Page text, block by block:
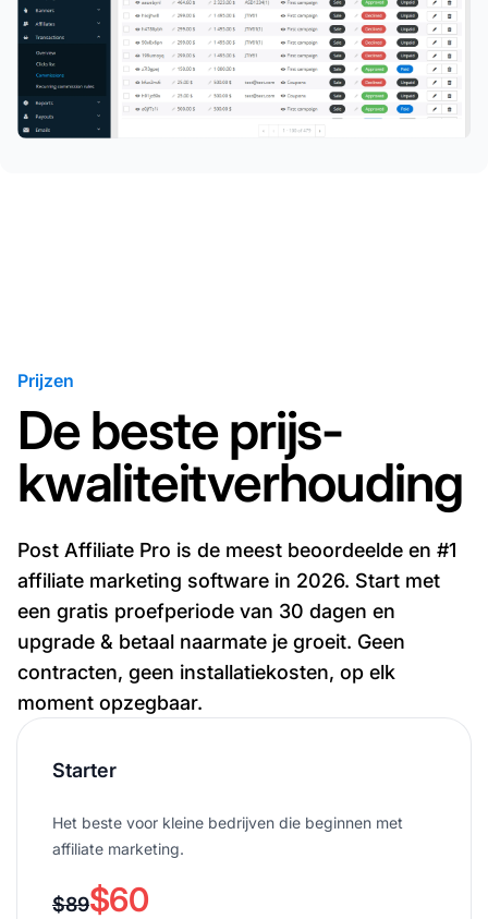
Prijzen
De beste prijs-
kwaliteitverhouding
Post Affiliate Pro is de meest beoordeelde en #1
affiliate marketing software in 2026. Start met
een gratis proefperiode van 30 dagen en
upgrade & betaal naarmate je groeit. Geen
contracten, geen installatiekosten, op elk
moment opzegbaar.
Starter
Het beste voor kleine bedrijven die beginnen met
affiliate marketing.
$89$60